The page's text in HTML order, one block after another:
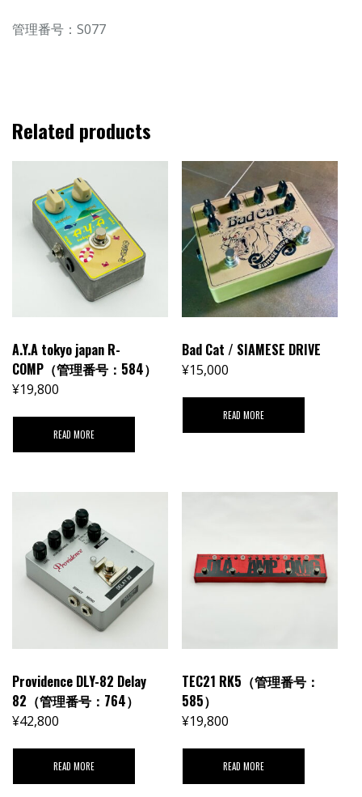
管理番号：S077
Related products
A.Y.A tokyo japan R-
COMP（管理番号：584）
¥19,800
READ MORE
Bad Cat / SIAMESE DRIVE
¥15,000
READ MORE
Providence DLY-82 Delay
82（管理番号：764）
¥42,800
READ MORE
TEC21 RK5（管理番号：
585）
¥19,800
READ MORE